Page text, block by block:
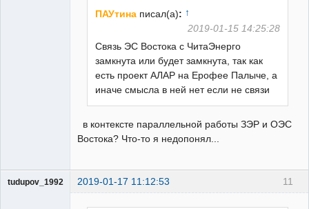
ПАУтина писал(а): ↑
2019-01-15 14:25:28
Связь ЭС Востока с ЧитаЭнерго
замкнута или будет замкнута, так как
есть проект АЛАР на Ерофее Палыче, а
иначе смысла в ней нет если не связи
в контексте параллельной работы ЗЭР и ОЭС
Востока? Что-то я недопонял...
11
tudupov_1992 2019-01-17 11:12:53